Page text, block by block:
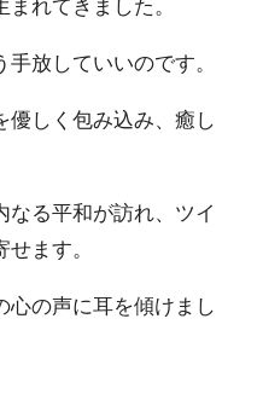
れてきました。
放していいのです。
優しく包み込み、癒し
なる平和が訪れ、ツイ
ます。
心の声に耳を傾けまし